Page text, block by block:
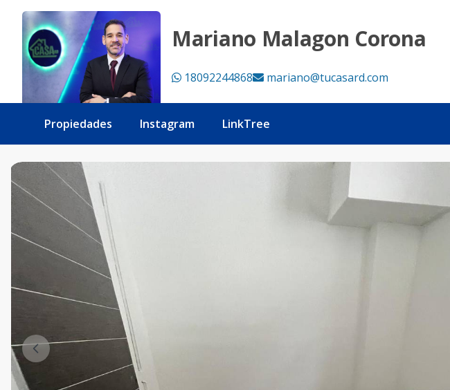
Mariano Malagon Corona
18092244868 mariano@tucasard.com
Propiedades Instagram LinkTree
Local Comercial en Alquiler, Bella Vista - Tu Casa RD